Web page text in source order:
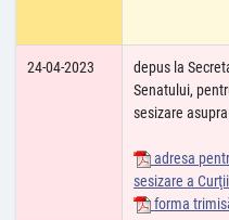
24-04-2023
depus la
Senatului,
sesizare
adresa
sesizare a
forma